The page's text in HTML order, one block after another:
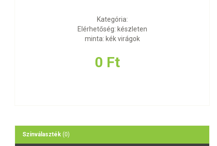
Kategória:
Elérhetőség: készleten
minta: kék virágok
0 Ft
Színválaszték (0)